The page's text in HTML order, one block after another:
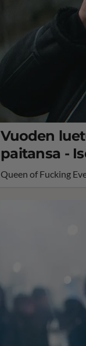
Vuoden
paitansa -
Queen of Fucking